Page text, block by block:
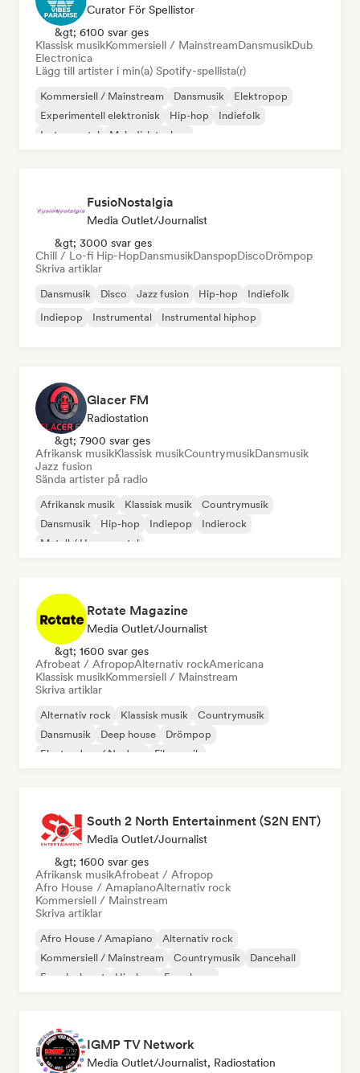
Curator För Spellistor
&gt; 6100 svar ges
Klassisk musikKommersiell / MainstreamDansmusikDub
Electronica
Lägg till artister i min(a) Spotify-spellista(r)
Kommersiell / Mainstream Dansmusik
Elektropop
Experimentell elektronisk
Hip-hop
Indiefolk
Instrumental
Melodisk techno
FusioNostalgia
Media Outlet/Journalist
&gt; 3000 svar ges
Chill / Lo-fi Hip-HopDansmusikDanspopDiscoDrömpop
Skriva artiklar
Dansmusik Disco Jazz fusion Hip-hop
Indiefolk
Indiepop
Instrumental Instrumental hiphop
Glacer FM
Radiostation
&gt; 7900 svar ges
Afrikansk musikKlassisk musikCountrymusikDansmusik
Jazz fusion
Sända artister på radio
Afrikansk musik Klassisk musik
Countrymusik
Dansmusik
Hip-hop Indiepop
Indierock
Metall / Heavy metal
Rotate Magazine
Media Outlet/Journalist
&gt; 1600 svar ges
Afrobeat / AfropopAlternativ rockAmericana
Klassisk musikKommersiell / Mainstream
Skriva artiklar
Alternativ rock Klassisk musik
Countrymusik
Dansmusik
Deep house
Drömpop
Electro Jazz / Nu Jazz
Filmmusik
South 2 North Entertainment (S2N ENT)
Media Outlet/Journalist
&gt; 1600 svar ges
Afrikansk musikAfrobeat / Afropop
Afro House / AmapianoAlternativ rock
Kommersiell / Mainstream
Skriva artiklar
Afro House / Amapiano
Alternativ rock
Kommersiell / Mainstream
Countrymusik
Dancehall
Franska huset
Hip-hop Fransk rap
IGMP TV Network
Media Outlet/Journalist, Radiostation